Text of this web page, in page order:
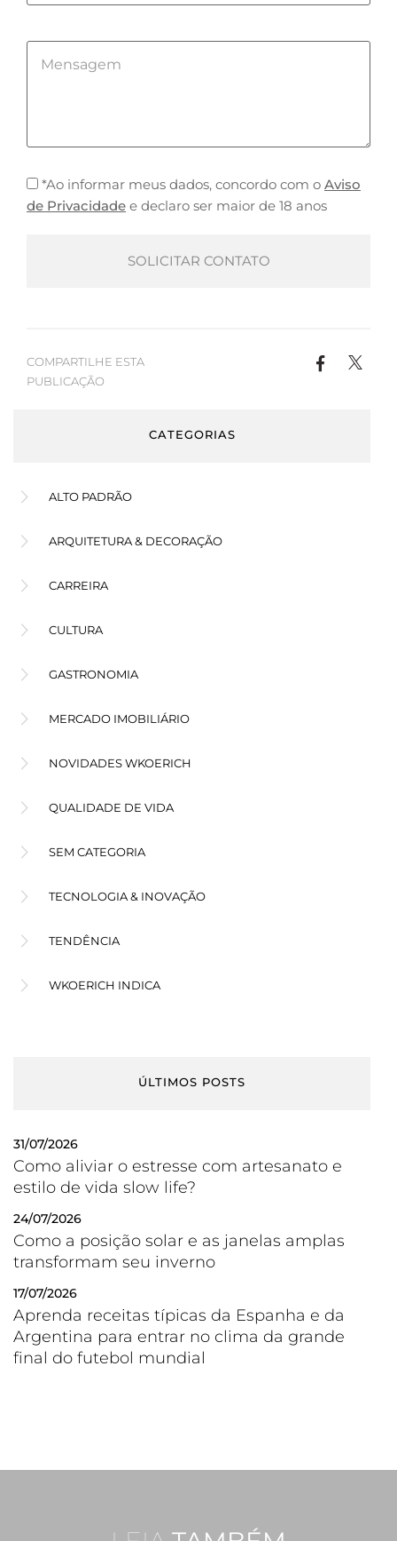
*Ao informar meus dados, concordo com o Aviso
de Privacidade e declaro ser maior de 18 anos
COMPARTILHE ESTA
PUBLICAÇÃO
CATEGORIAS
ALTO PADRÃO
ARQUITETURA & DECORAÇÃO
CARREIRA
CULTURA
GASTRONOMIA
MERCADO IMOBILIÁRIO
NOVIDADES WKOERICH
QUALIDADE DE VIDA
SEM CATEGORIA
TECNOLOGIA & INOVAÇÃO
TENDÊNCIA
WKOERICH INDICA
ÚLTIMOS POSTS
31/07/2026
Como aliviar o estresse com artesanato e
estilo de vida slow life?
24/07/2026
Como a posição solar e as janelas amplas
transformam seu inverno
17/07/2026
Aprenda receitas típicas da Espanha e da
Argentina para entrar no clima da grande
final do futebol mundial